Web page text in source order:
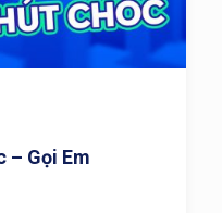
– Gọi Em